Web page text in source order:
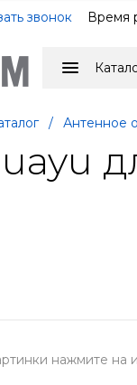
звонок Время
/ Антенное
нажмите на